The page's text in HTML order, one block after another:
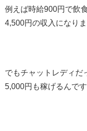
例えば時給900円で飲
4,500円の収入になりま
でもチャットレディだ
5,000円も稼げる んです